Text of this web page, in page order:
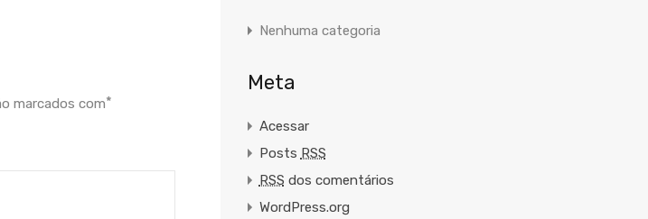
marcados com*
Nenhuma categoria
Meta
Acessar
Posts RSS
RSS dos comentários
WordPress.org